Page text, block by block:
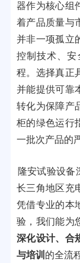
器作为核心组
着产品质量与
并非一项孤立
控制技术、安
程。选择真正
并能提供可靠
转化为保障产
柜的绿色运行
一批次产品的
隆安试验设备
长三角地区充
凭借专业的本
验，我们能为
深化设计、合
与培训 的全流